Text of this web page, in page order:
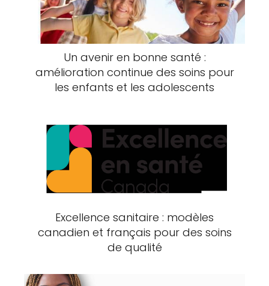
Un avenir en bonne santé :
amélioration continue des soins pour
les enfants et les adolescents
Excellence sanitaire : modèles
canadien et français pour des soins
de qualité